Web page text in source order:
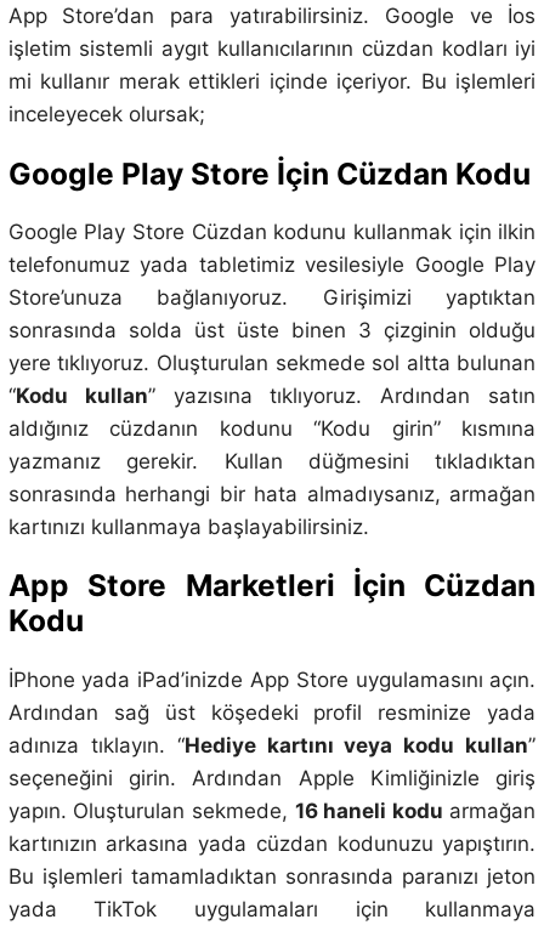
App Store’dan para yatırabilirsiniz. Google ve İos
işletim sistemli aygıt kullanıcılarının cüzdan kodları iyi
mi kullanır merak ettikleri içinde içeriyor. Bu işlemleri
inceleyecek olursak;
Google Play Store İçin Cüzdan Kodu
Google Play Store Cüzdan kodunu kullanmak için ilkin
telefonumuz yada tabletimiz vesilesiyle Google Play
Store’unuza bağlanıyoruz. Girişimizi yaptıktan
sonrasında solda üst üste binen 3 çizginin olduğu
yere tıklıyoruz. Oluşturulan sekmede sol altta bulunan
“Kodu kullan” yazısına tıklıyoruz. Ardından satın
aldığınız cüzdanın kodunu “Kodu girin” kısmına
yazmanız gerekir. Kullan düğmesini tıkladıktan
sonrasında herhangi bir hata almadıysanız, armağan
kartınızı kullanmaya başlayabilirsiniz.
App Store Marketleri İçin Cüzdan
Kodu
İPhone yada iPad’inizde App Store uygulamasını açın.
Ardından sağ üst köşedeki profil resminize yada
adınıza tıklayın. “Hediye kartını veya kodu kullan”
seçeneğini girin. Ardından Apple Kimliğinizle giriş
yapın. Oluşturulan sekmede, 16 haneli kodu armağan
kartınızın arkasına yada cüzdan kodunuzu yapıştırın.
Bu işlemleri tamamladıktan sonrasında paranızı jeton
yada TikTok uygulamaları için kullanmaya